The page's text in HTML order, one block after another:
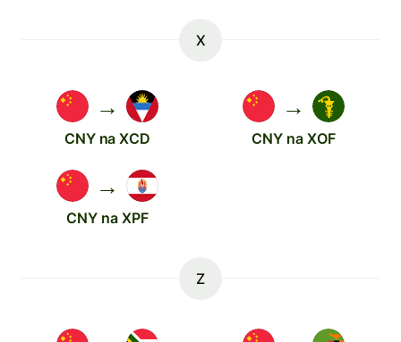
X
→
CNY na XCD
→
CNY na XOF
→
CNY na XPF
Z